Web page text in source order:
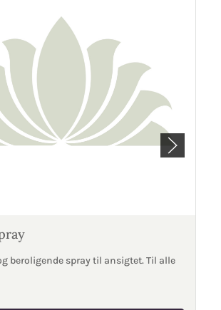
beroligende spray til ansigtet. Til alle